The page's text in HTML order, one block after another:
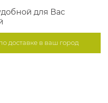
для Вас
доставке в ваш город